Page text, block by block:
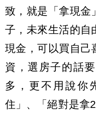
致，就是「拿現金
子，未來生活的自
現金，可以買自己
資，選房子的話
多，更不用說你
住」、「絕對是拿